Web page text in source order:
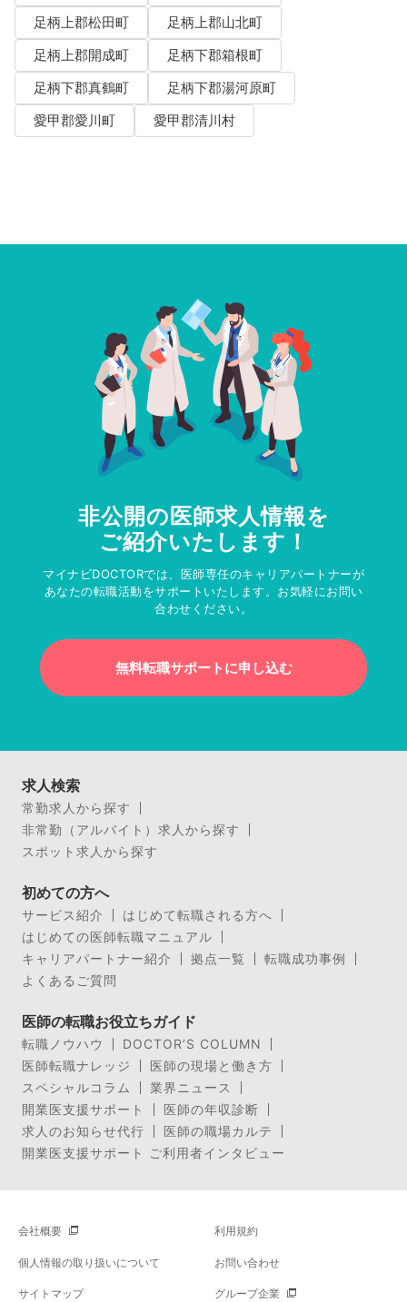
足柄上郡松田町
足柄上郡山北町
足柄上郡開成町
足柄下郡箱根町
足柄下郡真鶴町
足柄下郡湯河原町
愛甲郡愛川町
愛甲郡清川村
非公開の医師求人情報を
ご紹介いたします！
マイナビDOCTORでは、医師専任のキャリアパートナーが
あなたの転職活動をサポートいたします。お気軽にお問い
合わせください。
無料転職サポートに申し込む
求人検索
常勤求人から探す
非常勤（アルバイト）求人から探す
スポット求人から探す
初めての方へ
サービス紹介
はじめて転職される方へ
はじめての医師転職マニュアル
キャリアパートナー紹介
拠点一覧
転職成功事例
よくあるご質問
医師の転職お役立ちガイド
転職ノウハウ
DOCTOR’S COLUMN
医師転職ナレッジ
医師の現場と働き方
スペシャルコラム
業界ニュース
開業医支援サポート
医師の年収診断
求人のお知らせ代行
医師の職場カルテ
開業医支援サポート ご利用者インタビュー
会社概要 利用規約
個人情報の取り扱いについて お問い合わせ
サイトマップ グループ企業